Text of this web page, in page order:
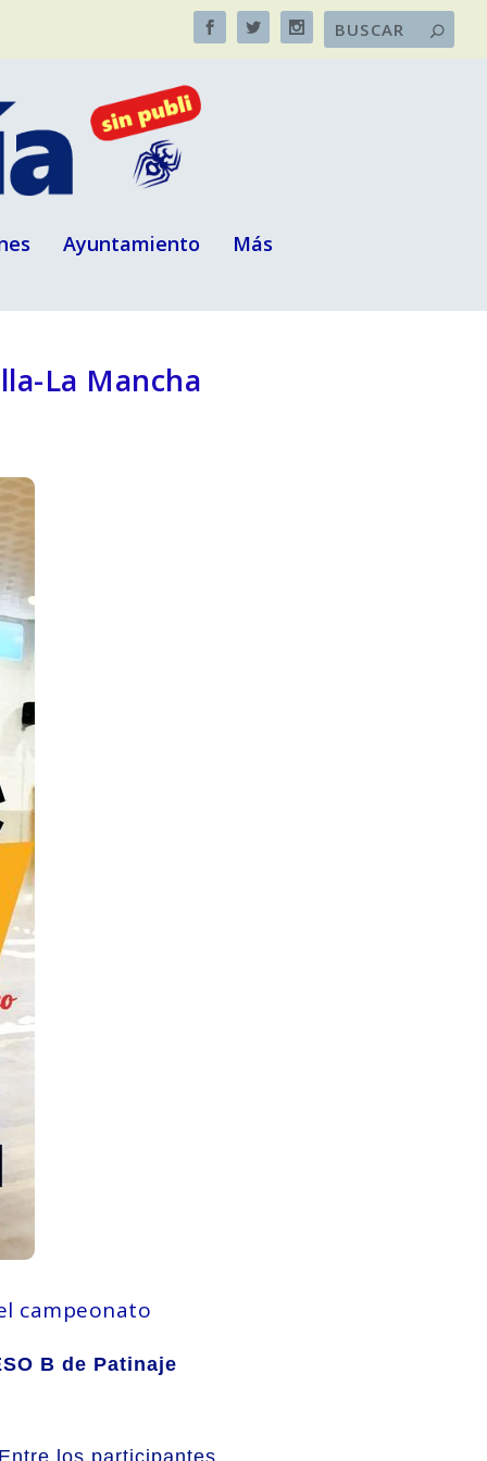
Ayuntamiento Más
La Mancha
campeonato
B de Patinaje
los participantes